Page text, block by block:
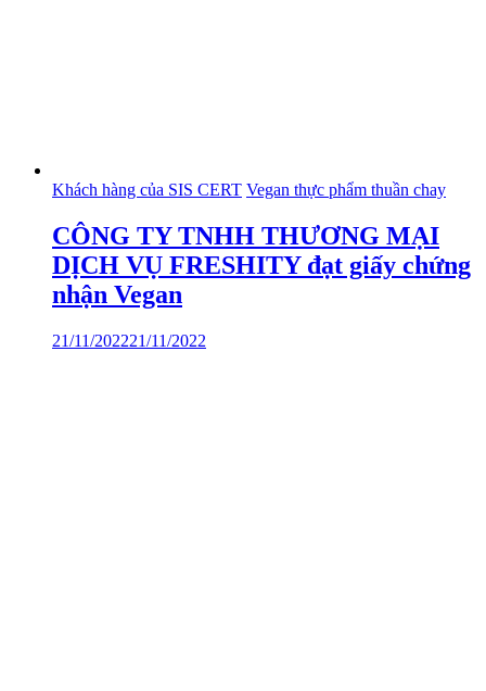
Khách hàng của SIS CERT Vegan thực phẩm thuần chay
CÔNG TY TNHH THƯƠNG MẠI
DỊCH VỤ FRESHITY đạt giấy chứng
nhận Vegan
21/11/202221/11/2022